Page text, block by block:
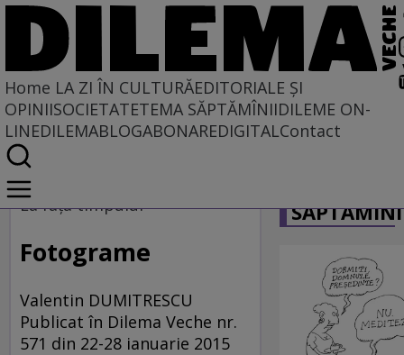
Home LA ZI ÎN CULTURĂEDITORIALE ȘI
OPINIISOCIETATETEMA SĂPTĂMÎNIIDILEME ON-
LINEDILEMABLOGABONAREDIGITALContact
Home
La zi în cultură
La faţa timpului
Fotograme
Valentin DUMITRESCU
Publicat în Dilema Veche nr.
571 din 22-28 ianuarie 2015